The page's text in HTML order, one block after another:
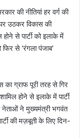
की नीतियां हर वर्ग की
उठकर विकास की
से पार्टी को इलाके में
से ‘रंगला पंजाब’
का ग्राफ पूरी तरह से गिर
होने से इलाके में पार्टी
ने मुख्यमंत्री भगवंत
की मज़बूती के लिए दिन-